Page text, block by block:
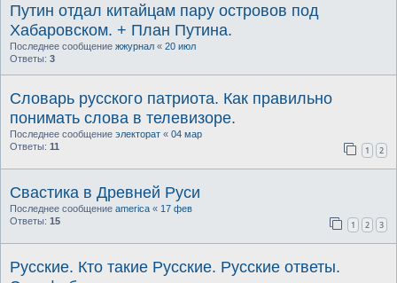
Путин отдал китайцам пару островов под
Хабаровском. + План Путина.
Последнее сообщение жжурнал « 20 июл
Ответы: 3
Словарь русского патриота. Как правильно
понимать слова в телевизоре.
Последнее сообщение электорат « 04 мар
Ответы: 11 1 2
Свастика в Древней Руси
Последнее сообщение america « 17 фев
Ответы: 15 1 2 3
Русские. Кто такие Русские. Русские ответы.